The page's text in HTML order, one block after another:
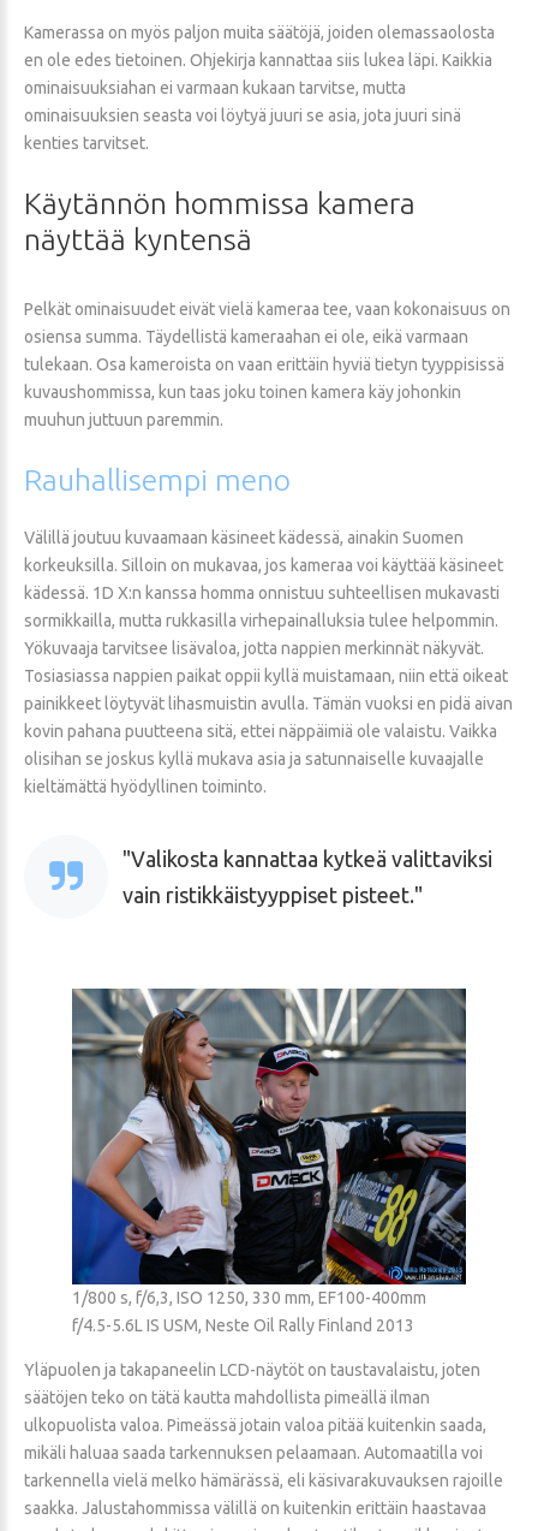
Kamerassa on myös paljon muita säätöjä, joiden olemassaolosta
en ole edes tietoinen. Ohjekirja kannattaa siis lukea läpi. Kaikkia
ominaisuuksiahan ei varmaan kukaan tarvitse, mutta
ominaisuuksien seasta voi löytyä juuri se asia, jota juuri sinä
kenties tarvitset.
Käytännön hommissa kamera
näyttää kyntensä
Pelkät ominaisuudet eivät vielä kameraa tee, vaan kokonaisuus on
osiensa summa. Täydellistä kameraahan ei ole, eikä varmaan
tulekaan. Osa kameroista on vaan erittäin hyviä tietyn tyyppisissä
kuvaushommissa, kun taas joku toinen kamera käy johonkin
muuhun juttuun paremmin.
Rauhallisempi meno
Välillä joutuu kuvaamaan käsineet kädessä, ainakin Suomen
korkeuksilla. Silloin on mukavaa, jos kameraa voi käyttää käsineet
kädessä. 1D X:n kanssa homma onnistuu suhteellisen mukavasti
sormikkailla, mutta rukkasilla virhepainalluksia tulee helpommin.
Yökuvaaja tarvitsee lisävaloa, jotta nappien merkinnät näkyvät.
Tosiasiassa nappien paikat oppii kyllä muistamaan, niin että oikeat
painikkeet löytyvät lihasmuistin avulla. Tämän vuoksi en pidä aivan
kovin pahana puutteena sitä, ettei näppäimiä ole valaistu. Vaikka
olisihan se joskus kyllä mukava asia ja satunnaiselle kuvaajalle
kieltämättä hyödyllinen toiminto.
Valikosta kannattaa kytkeä valittaviksi
vain ristikkäistyyppiset pisteet.
1/800 s, f/6,3, ISO 1250, 330 mm, EF100-400mm
f/4.5-5.6L IS USM, Neste Oil Rally Finland 2013
Yläpuolen ja takapaneelin LCD-näytöt on taustavalaistu, joten
säätöjen teko on tätä kautta mahdollista pimeällä ilman
ulkopuolista valoa. Pimeässä jotain valoa pitää kuitenkin saada,
mikäli haluaa saada tarkennuksen pelaamaan. Automaatilla voi
tarkennella vielä melko hämärässä, eli käsivarakuvauksen rajoille
saakka. Jalustahommissa välillä on kuitenkin erittäin haastavaa